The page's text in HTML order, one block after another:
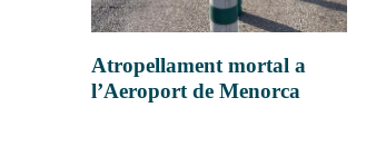
Atropellament mortal a
l’Aeroport de Menorca